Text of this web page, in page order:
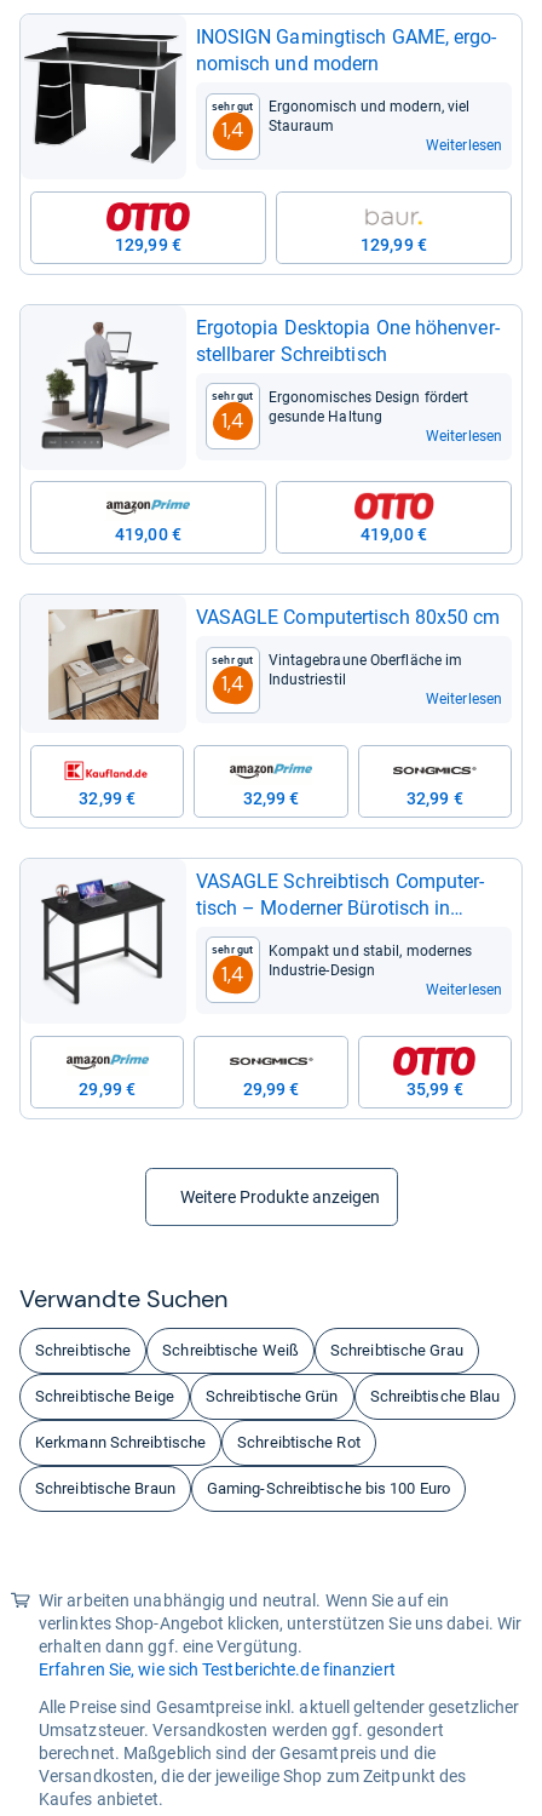
INO­SIGN Gaming­tisch GAME, ergo­
no­misch und modern
Sehr gut
1,4
Ergo­no­misch und modern, viel
Stau­raum
Weiterlesen
129,99 € 129,99 €
Ergo­to­pia Deskto­pia One höhen­ver­
stell­ba­rer Schreib­tisch
Sehr gut
1,4
Ergo­no­mi­sches Design för­dert
gesunde Hal­tung
Weiterlesen
419,00 € 419,00 €
VASA­GLE Com­pu­ter­tisch 80x50 cm
Sehr gut
1,4
Vin­ta­ge­braune Ober­flä­che im
Indus­trie­stil
Weiterlesen
32,99 € 32,99 € 32,99 €
VASA­GLE Schreib­tisch Com­pu­ter­
tisch – Moder­ner Büro­tisch in
Schwarz, 80-​160 cm
Sehr gut
1,4
Kom­pakt und sta­bil, moder­nes
Indus­trie-​Design
Weiterlesen
29,99 € 29,99 € 35,99 €
Weitere Produkte anzeigen
Ver­wandte Suchen
Schreibtische Schreibtische Weiß Schreibtische Grau
Schreibtische Beige Schreibtische Grün Schreibtische Blau
Kerkmann Schreibtische Schreibtische Rot
Schreibtische Braun Gaming-Schreibtische bis 100 Euro
Wir arbeiten unabhängig und neutral. Wenn Sie auf ein
verlinktes Shop-Angebot klicken, unterstützen Sie uns dabei. Wir
erhalten dann ggf. eine Vergütung.
Erfahren Sie, wie sich Testberichte.de finanziert
Alle Preise sind Gesamtpreise inkl. aktuell geltender gesetzlicher
Umsatzsteuer. Versandkosten werden ggf. gesondert
berechnet. Maßgeblich sind der Gesamtpreis und die
Versandkosten, die der jeweilige Shop zum Zeitpunkt des
Kaufes anbietet.